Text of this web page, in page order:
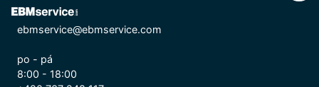
ebmservice@ebmservice.com
po - pá
8:00 - 18:00